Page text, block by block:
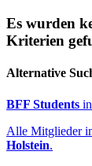
Es wurden
Kriterien
Alternative
BFF Students
Alle Mitglieder
Holstein.